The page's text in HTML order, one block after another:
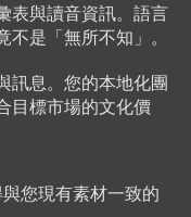
表與讀音資訊。語言
是「無所不知」 。
訊息。您的本地化團
目標市場的文化價
您現有素材一致的